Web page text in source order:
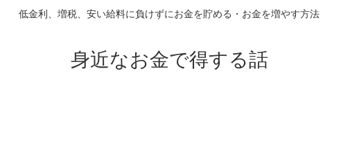
低金利、増税、安い給料に負けずにお金を貯める・お金を増やす方法
身近なお金で得する話